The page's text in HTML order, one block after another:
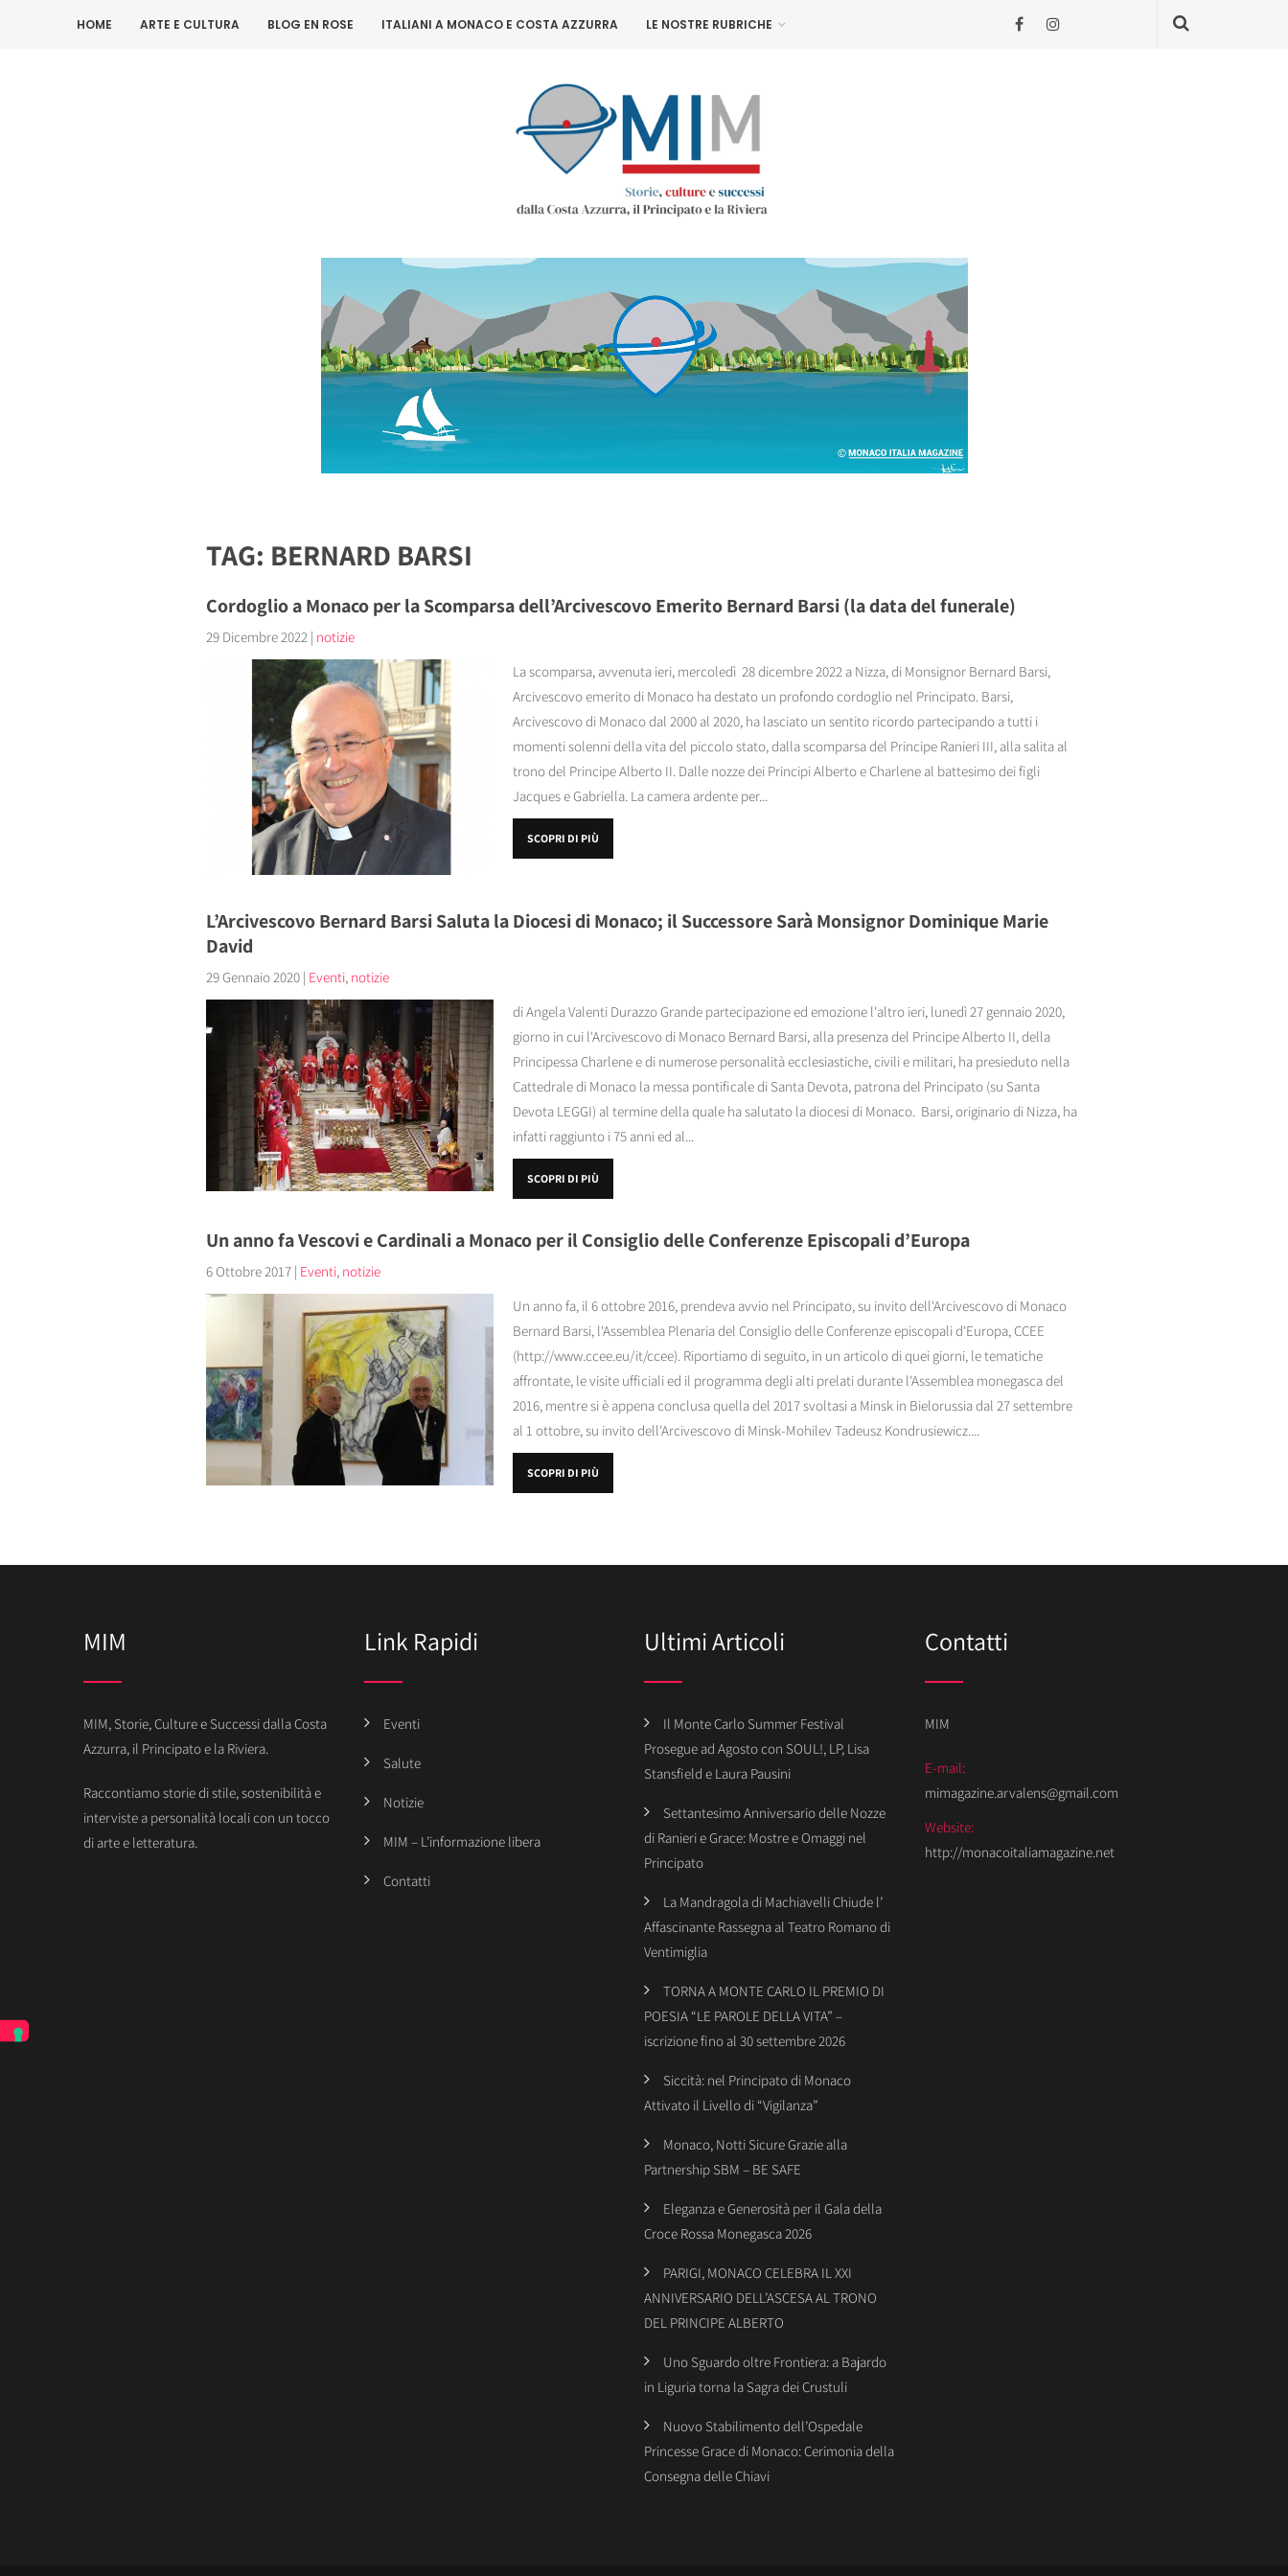
HOME ARTE E CULTURA BLOG EN ROSE ITALIANI A MONACO E COSTA AZZURRA LE NOSTRE RUBRICHE
TAG: BERNARD BARSI
Cordoglio a Monaco per la Scomparsa dell’Arcivescovo Emerito Bernard Barsi (la data del funerale)
29 Dicembre 2022 | notizie
La scomparsa, avvenuta ieri, mercoledì 28 dicembre 2022 a Nizza, di Monsignor Bernard Barsi,
Arcivescovo emerito di Monaco ha destato un profondo cordoglio nel Principato. Barsi,
Arcivescovo di Monaco dal 2000 al 2020, ha lasciato un sentito ricordo partecipando a tutti i
momenti solenni della vita del piccolo stato, dalla scomparsa del Principe Ranieri III, alla salita al
trono del Principe Alberto II. Dalle nozze dei Principi Alberto e Charlene al battesimo dei figli
Jacques e Gabriella. La camera ardente per...
SCOPRI DI PIÙ
L’Arcivescovo Bernard Barsi Saluta la Diocesi di Monaco; il Successore Sarà Monsignor Dominique Marie
David
29 Gennaio 2020 | Eventi, notizie
di Angela Valenti Durazzo Grande partecipazione ed emozione l'altro ieri, lunedì 27 gennaio 2020,
giorno in cui l'Arcivescovo di Monaco Bernard Barsi, alla presenza del Principe Alberto II, della
Principessa Charlene e di numerose personalità ecclesiastiche, civili e militari, ha presieduto nella
Cattedrale di Monaco la messa pontificale di Santa Devota, patrona del Principato (su Santa
Devota LEGGI) al termine della quale ha salutato la diocesi di Monaco. Barsi, originario di Nizza, ha
infatti raggiunto i 75 anni ed al...
SCOPRI DI PIÙ
Un anno fa Vescovi e Cardinali a Monaco per il Consiglio delle Conferenze Episcopali d’Europa
6 Ottobre 2017 | Eventi, notizie
Un anno fa, il 6 ottobre 2016, prendeva avvio nel Principato, su invito dell'Arcivescovo di Monaco
Bernard Barsi, l'Assemblea Plenaria del Consiglio delle Conferenze episcopali d'Europa, CCEE
(http://www.ccee.eu/it/ccee). Riportiamo di seguito, in un articolo di quei giorni, le tematiche
affrontate, le visite ufficiali ed il programma degli alti prelati durante l'Assemblea monegasca del
2016, mentre si è appena conclusa quella del 2017 svoltasi a Minsk in Bielorussia dal 27 settembre
al 1 ottobre, su invito dell'Arcivescovo di Minsk-Mohilev Tadeusz Kondrusiewicz....
SCOPRI DI PIÙ
MIM
MIM, Storie, Culture e Successi dalla Costa
Azzurra, il Principato e la Riviera.
Raccontiamo storie di stile, sostenibilità e
interviste a personalità locali con un tocco
di arte e letteratura.
Link Rapidi
Eventi
Salute
Notizie
MIM – L’informazione libera
Contatti
Ultimi Articoli
Il Monte Carlo Summer Festival
Prosegue ad Agosto con SOUL!, LP, Lisa
Stansfield e Laura Pausini
Settantesimo Anniversario delle Nozze
di Ranieri e Grace: Mostre e Omaggi nel
Principato
La Mandragola di Machiavelli Chiude l’
Affascinante Rassegna al Teatro Romano di
Ventimiglia
TORNA A MONTE CARLO IL PREMIO DI
POESIA “LE PAROLE DELLA VITA” –
iscrizione fino al 30 settembre 2026
Siccità: nel Principato di Monaco
Attivato il Livello di “Vigilanza”
Monaco, Notti Sicure Grazie alla
Partnership SBM – BE SAFE
Eleganza e Generosità per il Gala della
Croce Rossa Monegasca 2026
PARIGI, MONACO CELEBRA IL XXI
ANNIVERSARIO DELL’ASCESA AL TRONO
DEL PRINCIPE ALBERTO
Uno Sguardo oltre Frontiera: a Bajardo
in Liguria torna la Sagra dei Crustuli
Nuovo Stabilimento dell’Ospedale
Princesse Grace di Monaco: Cerimonia della
Consegna delle Chiavi
Contatti
MIM
E-mail:
mimagazine.arvalens@gmail.com
Website:
http://monacoitaliamagazine.net